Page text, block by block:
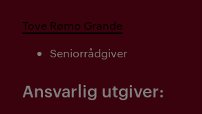
Tove Rømo Grande
Seniorrådgiver
Ansvarlig utgiver: